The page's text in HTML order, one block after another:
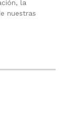
la
nuestras